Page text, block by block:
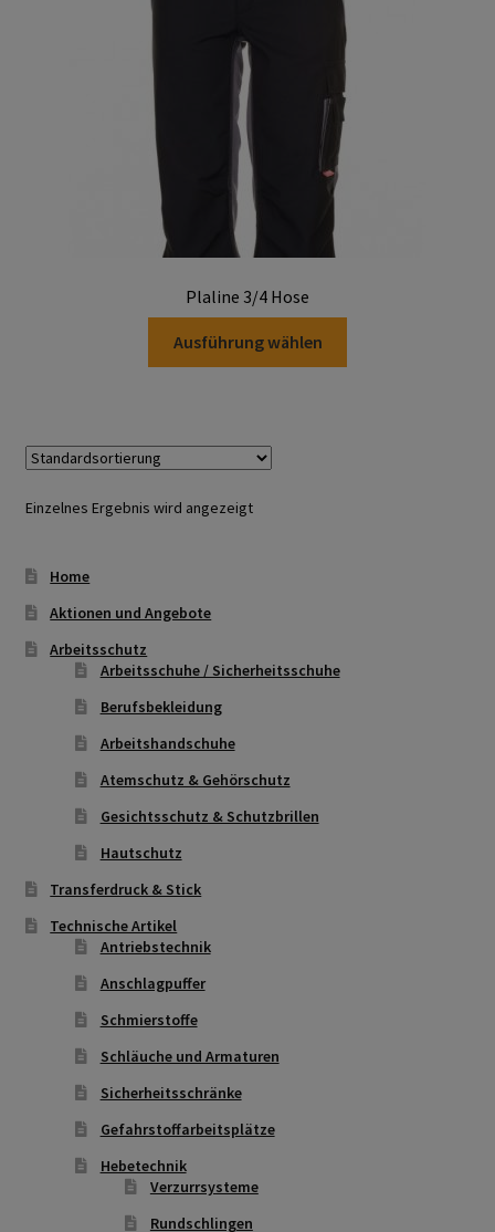
Abeba Berufsschuhe
Abeba ESD Schuhe
Baak Sicherheitsschue
Cofra Sicherheitsschuhe
Jalas Sicherheitschuhe
Atemschutz & Gehörschutz
Berufsbekleidung
James & Nicholson
Planam
Bestellformular
Datenschutzerklärung
Hautschutz
Home
Imagefilm
Kassen
Kontakt
Mein konto
Plaline 3/4 Hose
Ausführung wählen
Einzelnes Ergebnis wird angezeigt
Home
Aktionen und Angebote
Arbeitsschutz
Arbeitsschuhe / Sicherheitsschuhe
Berufsbekleidung
Arbeitshandschuhe
Atemschutz & Gehörschutz
Gesichtsschutz & Schutzbrillen
Hautschutz
Transferdruck & Stick
Technische Artikel
Antriebstechnik
Anschlagpuffer
Schmierstoffe
Schläuche und Armaturen
Sicherheitsschränke
Gefahrstoffarbeitsplätze
Hebetechnik
Verzurrsysteme
Rundschlingen